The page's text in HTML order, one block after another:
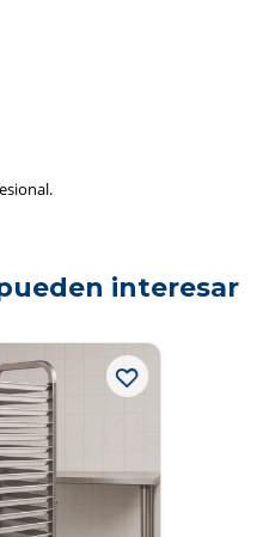
interesar